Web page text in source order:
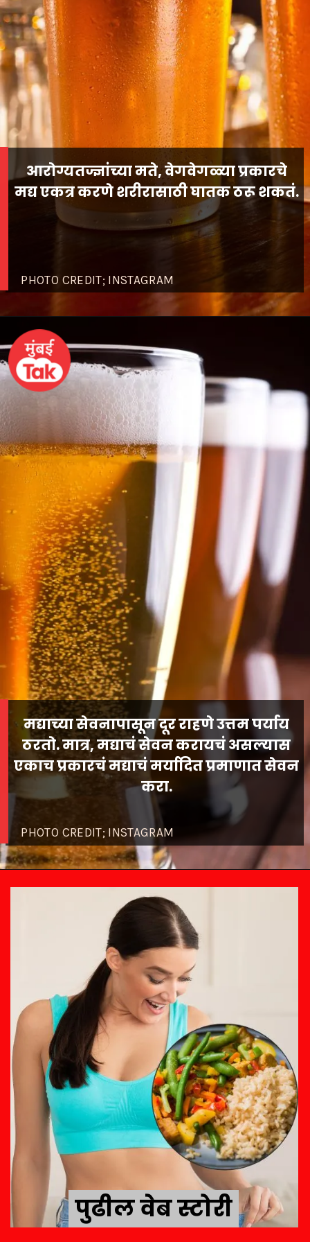
PHOTO CREDIT; INSTAGRAM
आरोग्यतज्ज्ञांच्या मते, वेगवेगळ्या प्रकारचे
मद्य एकत्र करणे शरीरासाठी घातक ठरू शकतं.
PHOTO CREDIT; INSTAGRAM
मद्याच्या सेवनापासून दूर राहणे उत्तम पर्याय
ठरतो. मात्र, मद्याचं सेवन करायचं असल्यास
एकाच प्रकारचं मद्याचं मर्यादित प्रमाणात सेवन
करा.
पुढील वेब स्टोरी
पुढील वेब स्टोरी